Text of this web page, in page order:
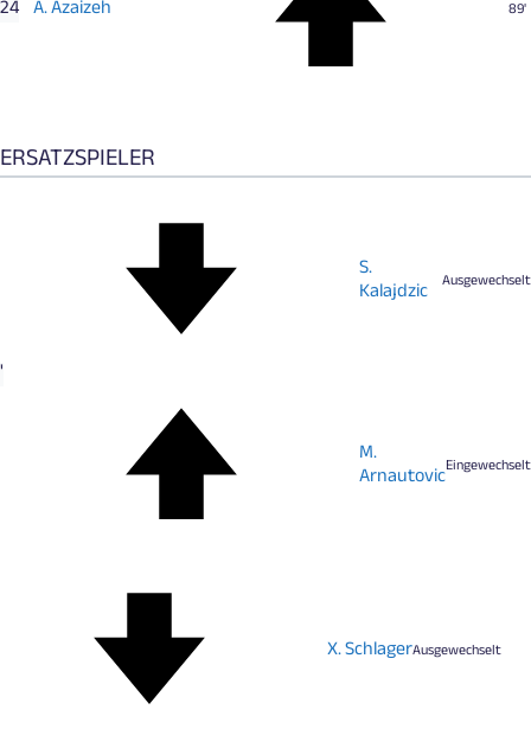
24 A. Azaizeh 89'
ERSATZSPIELER
Ausgewechselt
S.
Kalajdzic
Eingewechselt
M.
Arnautovic
Ausgewechselt
X. Schlager